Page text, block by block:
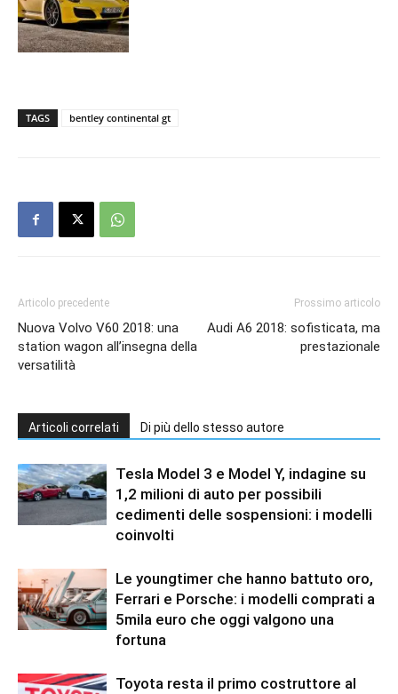
TAGS bentley continental gt
Articolo precedente
Nuova Volvo V60 2018: una
station wagon all’insegna della
versatilità
Prossimo articolo
Audi A6 2018: sofisticata, ma
prestazionale
Articoli correlati Di più dello stesso autore
Tesla Model 3 e Model Y, indagine su
1,2 milioni di auto per possibili
cedimenti delle sospensioni: i modelli
coinvolti
Le youngtimer che hanno battuto oro,
Ferrari e Porsche: i modelli comprati a
5mila euro che oggi valgono una
fortuna
Toyota resta il primo costruttore al